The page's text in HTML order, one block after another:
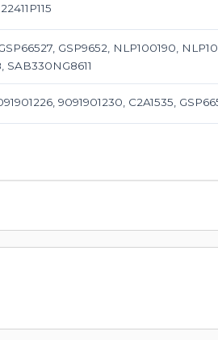
GSP9652, NLP100190,
9091901230, C2A1535,